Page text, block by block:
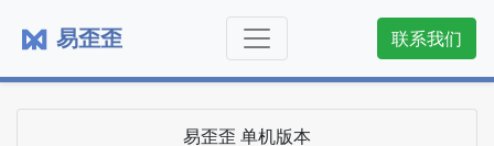
易歪歪 联系我们
易歪歪 单机版本